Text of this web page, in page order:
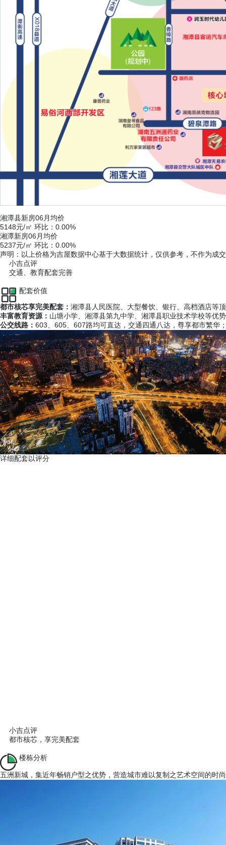
湘潭县新房06月均价
5148元/㎡ 环比： 0.00%
湘潭新房06月均价
5237元/㎡ 环比： 0.00%
声明：以上价格为吉屋数据中心基于大数据统计，仅供参考，不作为成
小吉点评
交通、教育配套完善
配套价值
都市核芯享完美配套： 湘潭县人民医院、大型餐饮、银行、高档酒店等
丰富教育资源： 山塘小学、湘潭县第九中学、湘潭县职业技术学校等优
公交线路： 603、605、607路均可直达，交通四通八达，尊享都市繁华
详细配套以评分
小吉点评
都市核芯，享完美配套
楼栋分析
五洲新城，集近年畅销户型之优势，营造城市难以复制之艺术空间的时